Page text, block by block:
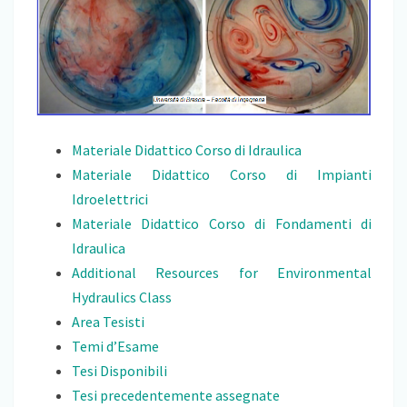
Materiale Didattico Corso di Idraulica
Materiale Didattico Corso di Impianti
Idroelettrici
Materiale Didattico Corso di Fondamenti di
Idraulica
Additional Resources for Environmental
Hydraulics Class
Area Tesisti
Temi d’Esame
Tesi Disponibili
Tesi precedentemente assegnate